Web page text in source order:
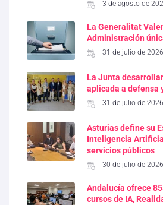
3 de agosto de
La Generalitat
Administración
31 de julio de 2026
La Junta
aplicada a defensa
31 de julio de 2026
Asturias define su
Inteligencia
servicios públicos
30 de julio de 2026
Andalucía ofrece
cursos de IA,